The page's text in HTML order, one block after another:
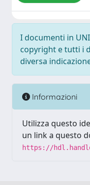
I documenti in
copyright e tutti i
diversa
Informazioni
Utilizza questo
un link a questo
https://